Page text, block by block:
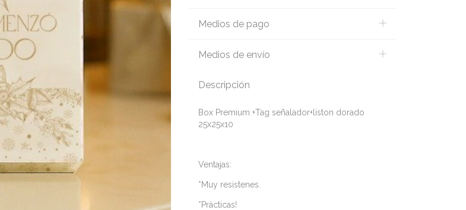
Medios de pago
Medios de envío
Descripción
Box Premium +Tag señalador+liston dorado
25x25x10
Ventajas:
*Muy resistenes.
*Prácticas!